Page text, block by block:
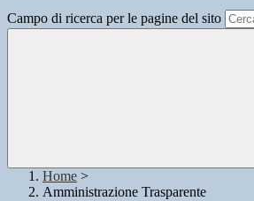
Campo di ricerca per le pagine del sito
Home >
Amministrazione Trasparente